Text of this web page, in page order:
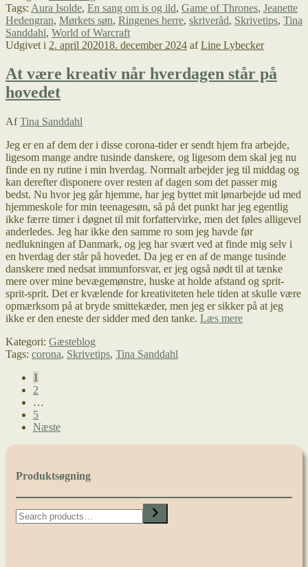
i
stå
gode
mod
skriveblokaden
Tags: Aura Isolde, En sang om is og ild, Game of Thrones, Jeanette
Hedengran, Mørkets søn, Ringenes herre, skriveråd, Skrivetips, Tina
Sanddahl, World of Warcraft
Udgivet i 2. april 202018. december 2024 afLine Lybecker
At være kreativ når hverdagen står på
hovedet
AfTina Sanddahl
Jeg er en af dem der i disse corona-tider er sendt hjem fra arbejde,
ligesom mange andre tusinde danskere, og ligesom dem skal jeg nu
finde en ny rutine i min hverdag. Normalt arbejder jeg til middag og
kan derefter disponere over resten af dagen som det passer mig
bedst. Nu hvor jeg går hjemme, har jeg byttet mit lønarbejde ud med
hjemmeskole for min teenagesøn, så på det punkt har jeg egentlig
ikke færre timer i døgnet til mit forfattervirke, men det føles alligevel
anderledes. Jeg har ikke den samme ro som jeg havde før
nedlukningen af Danmark, og jeg har svært ved at finde mig selv i
en hverdag der står på hovedet. Da jeg er en af de mange tusinde
danskere med nedsat immunforsvar, er jeg også nødt til at tænke
mere over mine bevægemønstre, huske at holde afstand og sprit-
sprit-sprit. Det er kvælende for kreativiteten hele tiden at skulle være
opmærksom på at bryde smittekæder, men jeg er sikker på at jeg
ikke er den eneste der sidder med den tanke. Læs mereAt
Kategori: Gæsteblog
Tags: corona, Skrivetips, Tina Sanddahl
Indlægsinddeling
1
2
…
5
Næste
Produktsøgning
Search